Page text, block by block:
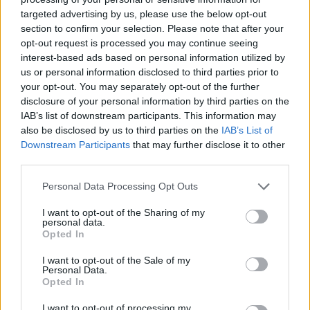
targeted advertising by us, please use the below opt-out
section to confirm your selection. Please note that after your
opt-out request is processed you may continue seeing
interest-based ads based on personal information utilized by
us or personal information disclosed to third parties prior to
your opt-out. You may separately opt-out of the further
disclosure of your personal information by third parties on the
IAB’s list of downstream participants. This information may
also be disclosed by us to third parties on the IAB’s List of
Downstream Participants that may further disclose it to other
Please note that this website/app uses one or more Google
not limited to your visit or usage behaviour. You may click to
grant or deny consent to Google and its third-party tags to
use your data for below specified purposes in below Google
consent section.
Personal Data Processing Opt Outs
I want to opt-out of the Sharing of my
personal data.
Opted In
I want to opt-out of the Sale of my
Personal Data.
Opted In
I want to opt-out of processing my
mélypontjai, és őszintén megvallom, én is voltam olyan
fizikai és pszichés állapotban, hogy a legszívesebben
kiszálltam volna ebből az élet nevű játékból. Akkor
édesanyám miatt nem tettem meg, mert tudtam, hogy
ezt ő nem tudná feldolgozni… – árulta el a színész.
– Ha egy ilyen intenzív és dinamikus életet élő embernek,
mint amilyen én voltam, azt mondják, hogy két mankóval
tudsz majd járni, és nem tudni, hogy ebből ki lehet-e
tovább létezni. Persze sok embertől hallottam
álbölcsességeket, hogy az élet ezzel akar tanítani engem,
de szerintem ez nem igaz. Az élet és a világ nem akar
történéseket a helyükön kezeljek és, hogy jól oldjam meg
az életemet. Hogy előre nézzek és lássam magam mankó